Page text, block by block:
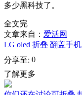
多少黑科技了。
全文完
文章来自： 爱活网
LG oled 折叠 翻盖手机
分享至: 0
了解更多